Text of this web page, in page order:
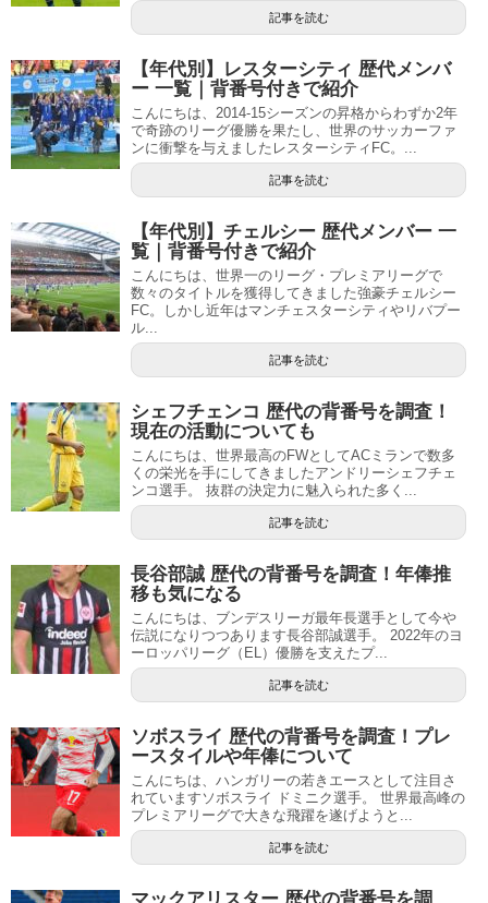
記事を読む
【年代別】レスターシティ 歴代メンバ
ー 一覧｜背番号付きで紹介
こんにちは、2014-15シーズンの昇格からわずか2年
で奇跡のリーグ優勝を果たし、世界のサッカーファ
ンに衝撃を与えましたレスターシティFC。...
記事を読む
【年代別】チェルシー 歴代メンバー 一
覧｜背番号付きで紹介
こんにちは、世界一のリーグ・プレミアリーグで
数々のタイトルを獲得してきました強豪チェルシー
FC。しかし近年はマンチェスターシティやリバプー
ル...
記事を読む
シェフチェンコ 歴代の背番号を調査！
現在の活動についても
こんにちは、世界最高のFWとしてACミランで数多
くの栄光を手にしてきましたアンドリーシェフチェ
ンコ選手。 抜群の決定力に魅入られた多く...
記事を読む
長谷部誠 歴代の背番号を調査！年俸推
移も気になる
こんにちは、ブンデスリーガ最年長選手として今や
伝説になりつつあります長谷部誠選手。 2022年のヨ
ーロッパリーグ（EL）優勝を支えたプ...
記事を読む
ソボスライ 歴代の背番号を調査！プレ
ースタイルや年俸について
こんにちは、ハンガリーの若きエースとして注目さ
れていますソボスライ ドミニク選手。 世界最高峰の
プレミアリーグで大きな飛躍を遂げようと...
記事を読む
マックアリスター 歴代の背番号を調